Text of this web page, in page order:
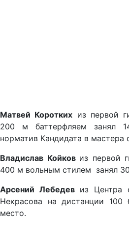
Матвей Коротких из первой
200 м баттерфляем занял
норматив Кандидата в мастера
Владислав Койков из первой
400 м вольным стилем занял
Арсений Лебедев из Центра
Некрасова на дистанции 100
место.